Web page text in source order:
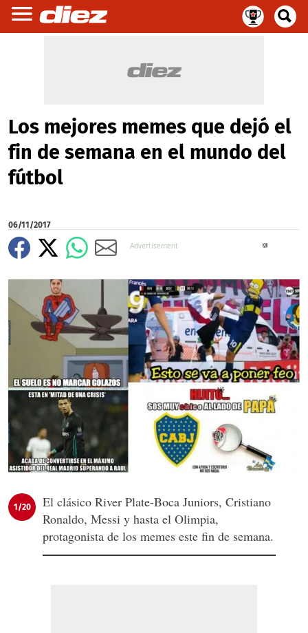
Los mejores memes que dejó el
fin de semana en el mundo del
fútbol
06/11/2017
1/20
El clásico River Plate-Boca Juniors, Cristiano
Ronaldo, Messi y hasta el Olimpia,
protagonista de los memes este fin de semana.
X